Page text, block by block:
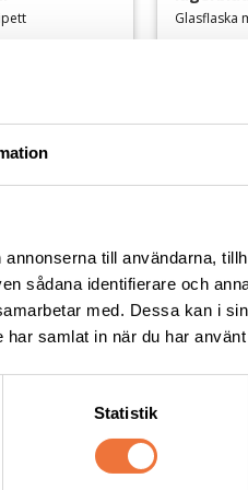
till användarna,
sådana identifierare och
med. Dessa kan i
samlat in när du har
Statistik
och
i
Lägg till i favoriter
Glasflaska
Nose